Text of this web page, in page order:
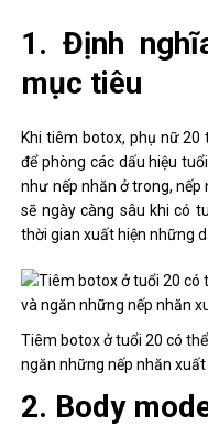
1. Định
mục tiêu
Khi tiêm botox, phụ nữ
để phòng các dấu hiệu
như nếp nhăn ở trong, nếp
sẽ ngày càng sâu khi có
thời gian xuất hiện những
Tiêm botox ở tuổi 20 có
ngăn những nếp nhăn
2. Body